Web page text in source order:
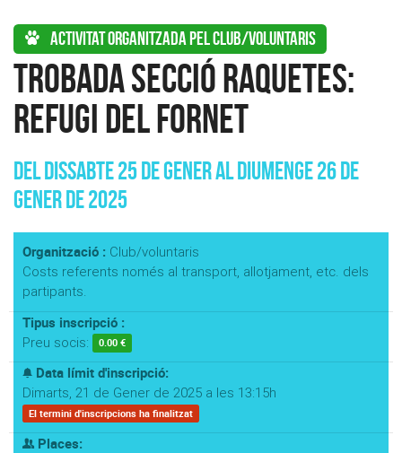
Activitat organitzada pel club/voluntaris
Trobada secció Raquetes:
Refugi del Fornet
Del Dissabte 25 de Gener al Diumenge 26 de
Gener de 2025
Organització : Club/voluntaris
Costs referents només al transport, allotjament, etc. dels
partipants.
Tipus inscripció :
Preu socis: 0.00 €
Data límit d'inscripció:
Dimarts, 21 de Gener de 2025 a les 13:15h
El termini d'inscripcions ha finalitzat
Places: